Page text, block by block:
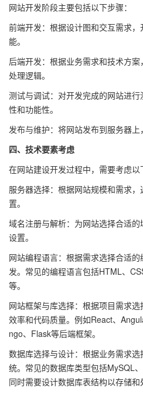
网站开发阶段主要包括以下步骤：
前端开发：根据设计图和交互需求
能。
后端开发：根据业务需求和技术方
处理逻辑。
测试与调试：对开发完成的网站进
性和功能性。
发布与维护：将网站发布到服务器上
四、技术要素考虑
在网站建设开发过程中，需要考虑以
服务器选择：根据网站规模和需求
置。
域名注册与解析：为网站选择合适
设置。
网站编程语言：根据需求选择合适
发。常见的编程语言包括HTML、
等。
网站框架与库选择：根据项目需求
效率和代码质量。例如React、
ngo、Flask等后端框架。
数据库选择与设计：根据业务需求
统。常见的数据库类型包括MySQL
同时需要设计数据库表结构以存储和